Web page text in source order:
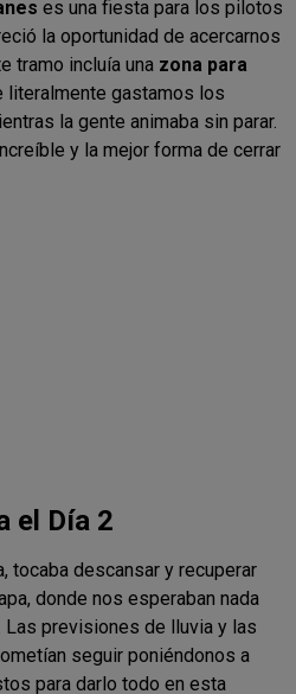
es una fiesta para los pilotos
la oportunidad de acercarnos
tramo incluía una zona para
literalmente gastamos los
la gente animaba sin parar.
y la mejor forma de cerrar
el Día 2
tocaba descansar y recuperar
donde nos esperaban nada
Las previsiones de lluvia y las
seguir poniéndonos a
para darlo todo en esta